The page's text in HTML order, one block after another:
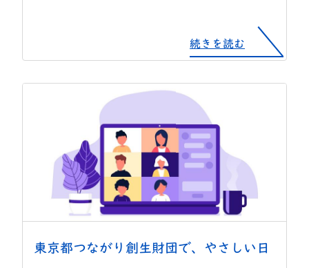
続きを読む
東京都つながり創生財団で、やさしい日